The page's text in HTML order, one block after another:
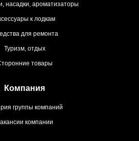
насадки, ароматизаторы
к лодкам
для ремонта
Туризм, отдых
товары
Компания
группы компаний
компании